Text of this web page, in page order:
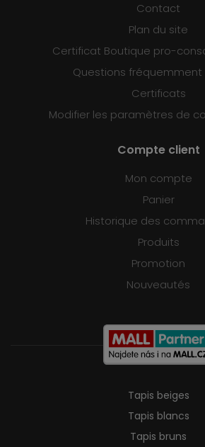
Contact
Plan du site
Certificat Boutique pro-
Questions
Certificats
Modifier les paramètres de
Compte client
Mon compte
Panier
Historique des
Produits
Promotion
Nouveautés
Tapis beiges
Tapis blancs
Tapis bruns